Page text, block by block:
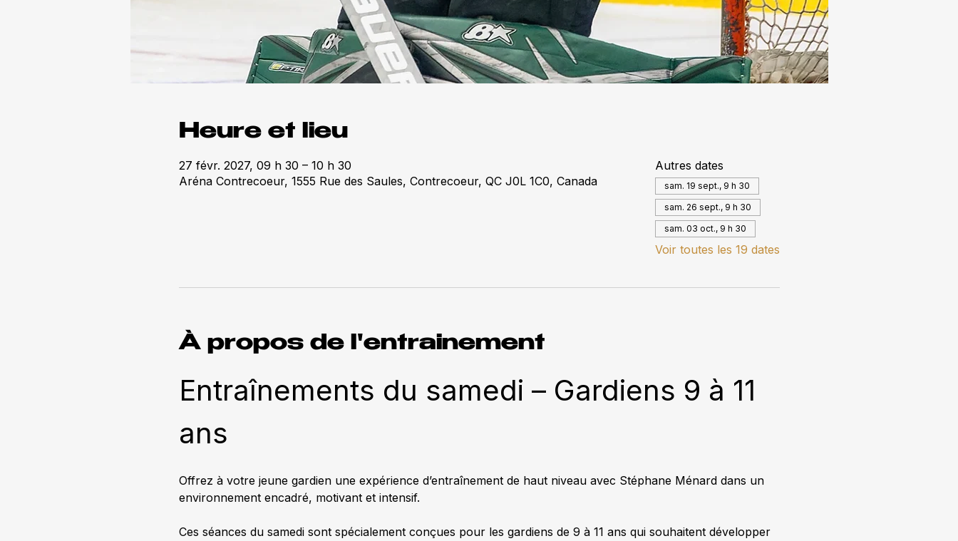
Heure et lieu
27 févr. 2027, 09 h 30 – 10 h 30
Aréna Contrecoeur, 1555 Rue des Saules, Contrecoeur, QC J0L 1C0, Canada
Autres dates
sam. 19 sept., 9 h 30
sam. 26 sept., 9 h 30
sam. 03 oct., 9 h 30
Voir toutes les 19 dates
À propos de l'entrainement
Entraînements du samedi – Gardiens 9 à 11
ans
Offrez à votre jeune gardien une expérience d’entraînement de haut niveau avec Stéphane Ménard dans un
environnement encadré, motivant et intensif.
Ces séances du samedi sont spécialement conçues pour les gardiens de 9 à 11 ans qui souhaitent développer